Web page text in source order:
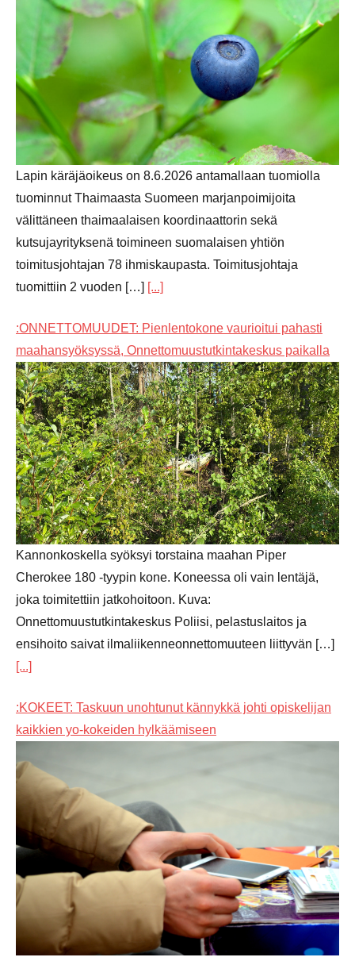
Lapin käräjäoikeus on 8.6.2026 antamallaan tuomiolla
tuominnut Thaimaasta Suomeen marjanpoimijoita
välittäneen thaimaalaisen koordinaattorin sekä
kutsujayrityksenä toimineen suomalaisen yhtiön
toimitusjohtajan 78 ihmiskaupasta. Toimitusjohtaja
tuomittiin 2 vuoden […] [...]
:ONNETTOMUUDET: Pienlentokone vaurioitui pahasti
maahansyöksyssä, Onnettomuustutkintakeskus paikalla
Kannonkoskella syöksyi torstaina maahan Piper
Cherokee 180 -tyypin kone. Koneessa oli vain lentäjä,
joka toimitettiin jatkohoitoon. Kuva:
Onnettomuustutkintakeskus Poliisi, pelastuslaitos ja
ensihoito saivat ilmaliikenneonnettomuuteen liittyvän […]
[...]
:KOKEET: Taskuun unohtunut kännykkä johti opiskelijan
kaikkien yo-kokeiden hylkäämiseen